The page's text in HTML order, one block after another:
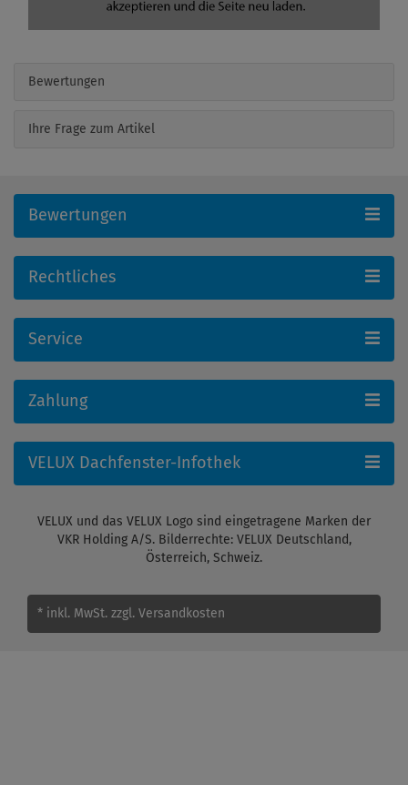
Bewertungen
Ihre Frage zum Artikel
Bewertungen
Rechtliches
Service
Zahlung
VELUX Dachfenster-Infothek
VELUX und das VELUX Logo sind eingetragene Marken der
VKR Holding A/S. Bilderrechte: VELUX Deutschland,
Österreich, Schweiz.
* inkl. MwSt. zzgl. Versandkosten